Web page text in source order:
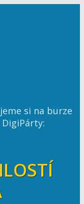
si na burze